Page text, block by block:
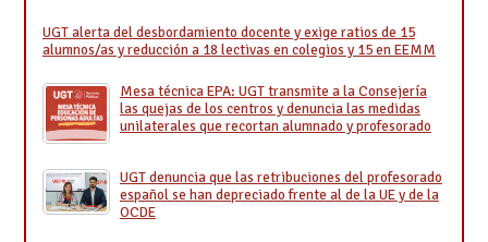
UGT alerta del desbordamiento docente y exige ratios de 15
alumnos/as y reducción a 18 lectivas en colegios y 15 en EEMM
Mesa técnica EPA: UGT transmite a la Consejería
las quejas de los centros y denuncia las medidas
unilaterales que recortan alumnado y profesorado
UGT denuncia que las retribuciones del profesorado
español se han depreciado frente al de la UE y de la
OCDE